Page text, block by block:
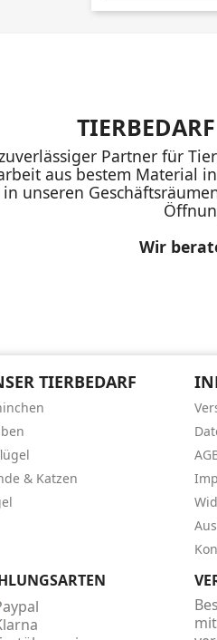
Partner für
aus bestem Material
unseren
Wir
TIERBEDARF
& Katzen